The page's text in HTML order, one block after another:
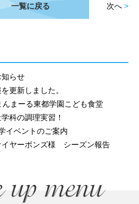
一覧に戻る 次へ>
らせ
更新しました。
まーる東都学園こども食堂
科の調理実習！
イベントのご案内
ヤーボンズ様 シーズン報告